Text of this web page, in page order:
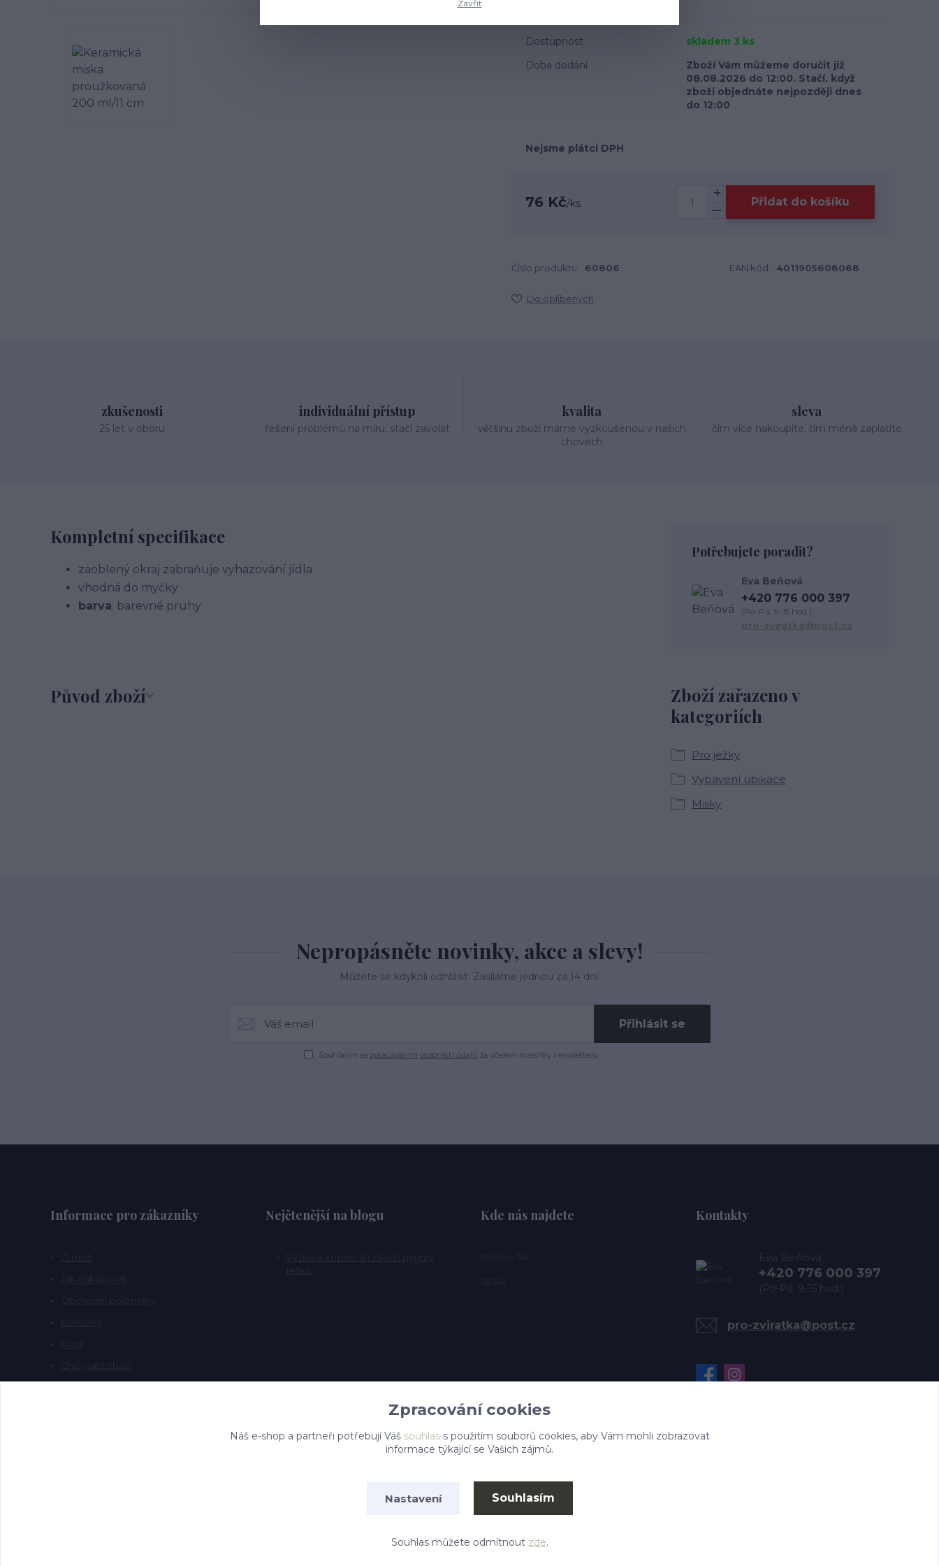
Dostupnost
skladem 3 ks
Doba dodání
Zboží Vám můžeme doručit již
08.08.2026 do 12:00. Stačí, když
zboží objednáte nejpozději dnes
do 12:00
Nejsme plátci DPH
76 Kč/ks Přidat do košíku
Číslo produktu: 60806 EAN kód: 4011905608068
Do oblíbených
zkušenosti
25 let v oboru
individuální přístup
řešení problémů na míru, stačí zavolat
kvalita
většinu zboží máme vyzkoušenou v našich
chovech
sleva
čím více nakoupíte, tím méně zaplatíte
Kompletní specifikace
zaoblený okraj zabraňuje vyhazování jídla
vhodná do myčky
barva: barevné pruhy
Původ zboží
Zboží zařazeno v
kategoriích
Pro ježky
Vybavení ubikace
Misky
Potřebujete poradit?
Eva Beňová
+420 776 000 397
(Po-Pá, 9-15 hod.)
pro-zviratka@post.cz
Nepropásněte novinky, akce a slevy!
Můžete se kdykoli odhlásit. Zasíláme jednou za 14 dní.
Přihlásit se
Souhlasím se zpracováním osobních údajů za účelem rozesílky newsletteru.
Informace pro zákazníky Nejčtenější na blogu Kde nás najdete Kontakty
Eva Beňová
+420 776 000 397
(Po-Pá, 9-15 hod.)
pro-zviratka@post.cz
Zavřít
Zpracování cookies
Náš e-shop a partneři potřebují Váš souhlass použitím souborů cookies, aby Vám mohli zobrazovat
informace týkající se Vašich zájmů.
Nastavení Souhlasím
Souhlas můžete odmítnout zde.